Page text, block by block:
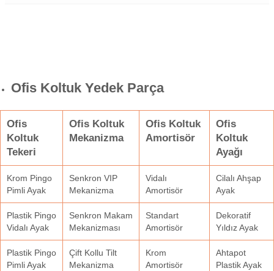
Ofis Koltuk Yedek Parça
Ofis
Koltuk
Tekeri
Ofis Koltuk
Mekanizma
Ofis Koltuk
Amortisör
Ofis
Koltuk
Ayağı
Krom Pingo
Pimli Ayak
Senkron VIP
Mekanizma
Vidalı
Amortisör
Cilalı Ahşap
Ayak
Plastik Pingo
Vidalı Ayak
Senkron Makam
Mekanizması
Standart
Amortisör
Dekoratif
Yıldız Ayak
Plastik Pingo
Pimli Ayak
Çift Kollu Tilt
Mekanizma
Krom
Amortisör
Ahtapot
Plastik Ayak